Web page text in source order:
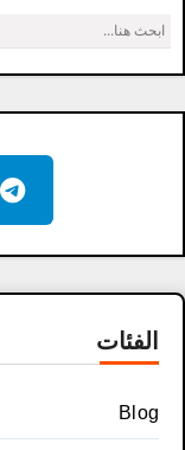
الفئات
Blog